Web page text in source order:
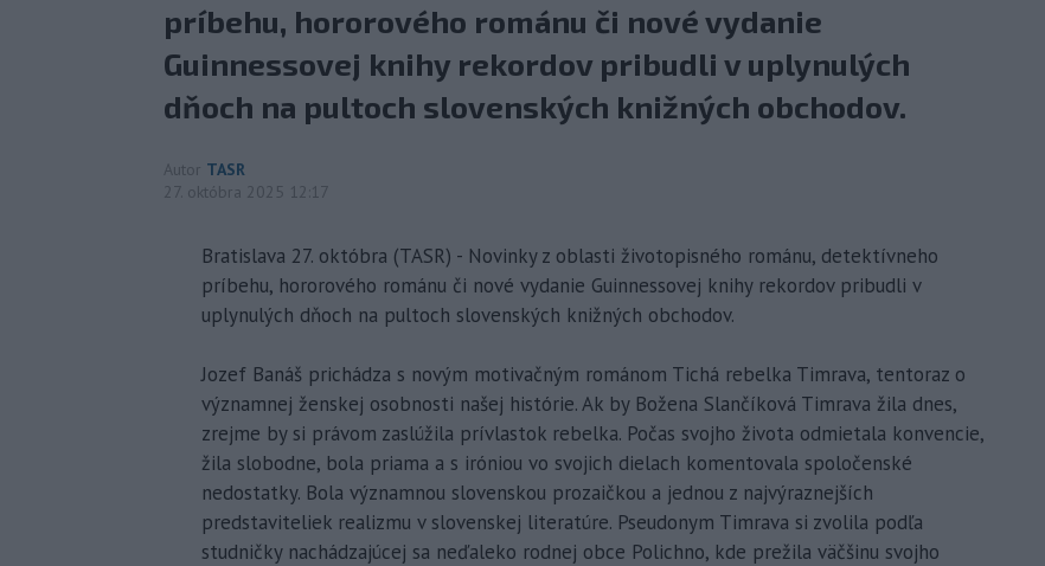
príbehu, hororového románu či nové vydanie
Guinnessovej knihy rekordov pribudli v uplynulých
dňoch na pultoch slovenských knižných obchodov.
Autor TASR
27. októbra 2025 12:17
Bratislava 27. októbra (TASR) - Novinky z oblasti životopisného románu, detektívneho
príbehu, hororového románu či nové vydanie Guinnessovej knihy rekordov pribudli v
uplynulých dňoch na pultoch slovenských knižných obchodov.
Jozef Banáš prichádza s novým motivačným románom Tichá rebelka Timrava, tentoraz o
významnej ženskej osobnosti našej histórie. Ak by Božena Slančíková Timrava žila dnes,
zrejme by si právom zaslúžila prívlastok rebelka. Počas svojho života odmietala konvencie,
žila slobodne, bola priama a s iróniou vo svojich dielach komentovala spoločenské
nedostatky. Bola významnou slovenskou prozaičkou a jednou z najvýraznejších
predstaviteliek realizmu v slovenskej literatúre. Pseudonym Timrava si zvolila podľa
studničky nachádzajúcej sa neďaleko rodnej obce Polichno, kde prežila väčšinu svojho